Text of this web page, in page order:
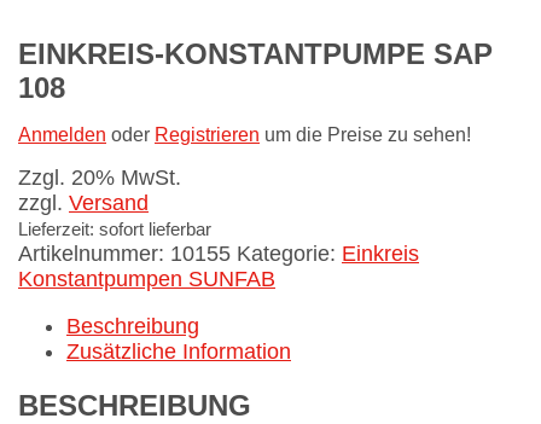
EINKREIS-KONSTANTPUMPE SAP
108
Anmelden oder Registrieren um die Preise zu sehen!
Zzgl. 20% MwSt.
zzgl. Versand
Lieferzeit: sofort lieferbar
Artikelnummer: 10155 Kategorie: Einkreis
Konstantpumpen SUNFAB
Beschreibung
Zusätzliche Information
BESCHREIBUNG